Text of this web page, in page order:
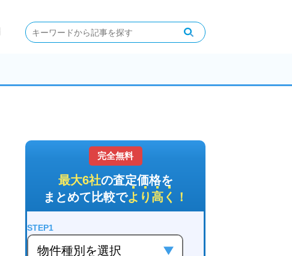
完全無料
最大6社の査定価格を
まとめて比較でより高く ！